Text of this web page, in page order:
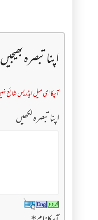
اپنا تبصرہ بھیجیں
آپکا ای میل ایڈریس شائع
اپنا تبصرہ لکھیں